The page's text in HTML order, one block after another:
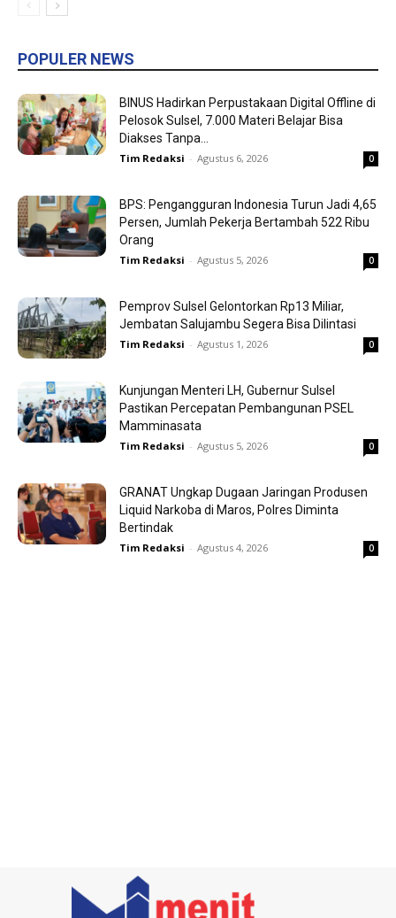
POPULER NEWS
BINUS Hadirkan Perpustakaan Digital Offline di
Pelosok Sulsel, 7.000 Materi Belajar Bisa
Diakses Tanpa...
Tim Redaksi - Agustus 6, 2026 0
BPS: Pengangguran Indonesia Turun Jadi 4,65
Persen, Jumlah Pekerja Bertambah 522 Ribu
Orang
Tim Redaksi - Agustus 5, 2026 0
Pemprov Sulsel Gelontorkan Rp13 Miliar,
Jembatan Salujambu Segera Bisa Dilintasi
Tim Redaksi - Agustus 1, 2026 0
Kunjungan Menteri LH, Gubernur Sulsel
Pastikan Percepatan Pembangunan PSEL
Mamminasata
Tim Redaksi - Agustus 5, 2026 0
GRANAT Ungkap Dugaan Jaringan Produsen
Liquid Narkoba di Maros, Polres Diminta
Bertindak
Tim Redaksi - Agustus 4, 2026 0